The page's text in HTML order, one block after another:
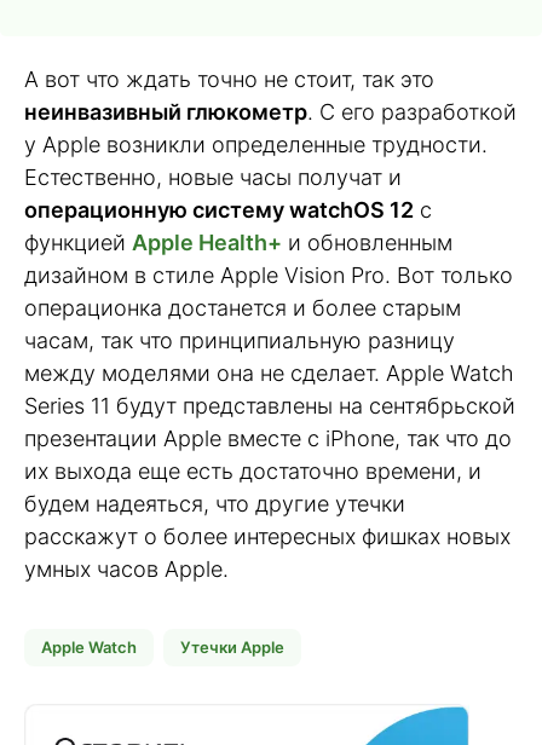
А вот что ждать точно не стоит, так это
неинвазивный глюкометр. С его разработкой
у Apple возникли определенные трудности.
Естественно, новые часы получат и
операционную систему watchOS 12 с
функцией Apple Health+ и обновленным
дизайном в стиле Apple Vision Pro. Вот только
операционка достанется и более старым
часам, так что принципиальную разницу
между моделями она не сделает. Apple Watch
Series 11 будут представлены на сентябрьской
презентации Apple вместе с iPhone, так что до
их выхода еще есть достаточно времени, и
будем надеяться, что другие утечки
расскажут о более интересных фишках новых
умных часов Apple.
Apple Watch Утечки Apple